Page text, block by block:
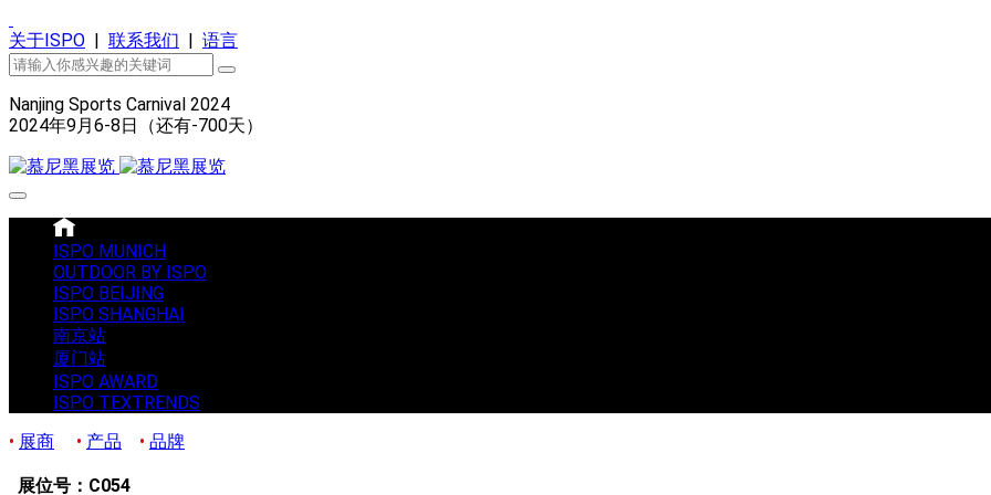
关于ISPO | 联系我们 | 语言
Nanjing Sports Carnival 2024
2024年9月6-8日（还有-700天）
ISPO MUNICH
OUTDOOR BY ISPO
ISPO BEIJING
ISPO SHANGHAI
南京站
厦门站
ISPO AWARD
ISPO TEXTRENDS
• 展商 • 产品 • 品牌
展位号：C054